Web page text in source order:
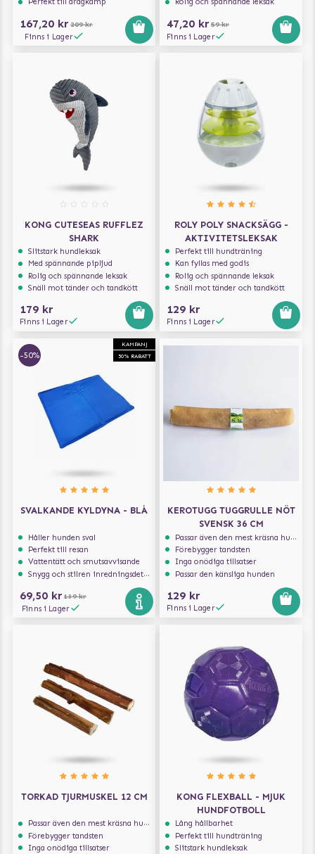
167,20 kr 209 kr
Finns i Lager
47,20 kr 59 kr
Finns i Lager
KONG CUTESEAS RUFFLEZ
SHARK
Slitstark hundleksak
Med spännande pipljud
Rolig och spännande leksak
Snäll mot tänder och tandkött
179 kr
Finns i Lager
ROLY POLY SNACKSÄGG -
AKTIVITETSLEKSAK
Perfekt till hundträning
Kan fyllas med godis
Rolig och spännande leksak
Snäll mot tänder och tandkött
129 kr
Finns i Lager
KAMPANJ
50% RABATT
-50%
SVALKANDE KYLDYNA - BLÅ
Håller hunden sval
Perfekt till resan
Vattentätt och smutsavvisande
Snygg och stilren inredningsdetalj
69,50 kr 139 kr
Finns i Lager
KEROTUGG TUGGRULLE NÖT
SVENSK 36 CM
Passar även den mest kräsna hunden
Förebygger tandsten
Inga onödiga tillsatser
Passar den känsliga hunden
129 kr
Finns i Lager
TORKAD TJURMUSKEL 12 CM
Passar även den mest kräsna hunden
Förebygger tandsten
Inga onödiga tillsatser
KONG FLEXBALL - MJUK
HUNDFOTBOLL
Lång hållbarhet
Perfekt till hundträning
Slitstark hundleksak